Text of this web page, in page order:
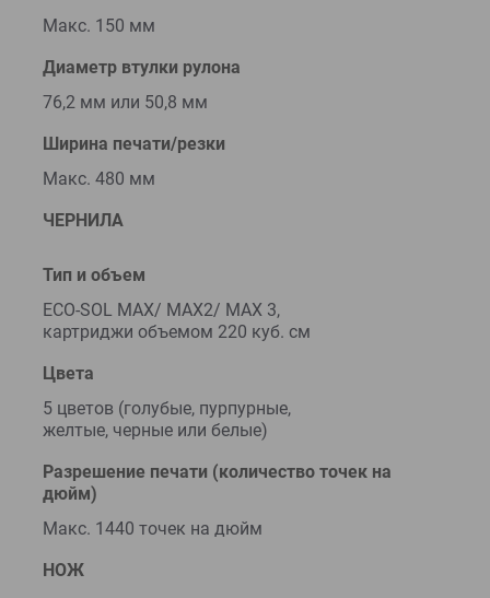
Макс. 150 мм
Диаметр втулки рулона
76,2 мм или 50,8 мм
Ширина печати/резки
Макс. 480 мм
ЧЕРНИЛА
Тип и объем
ECO-SOL MAX/ MAX2/ MAX 3,
картриджи объемом 220 куб. см
Цвета
5 цветов (голубые, пурпурные,
желтые, черные или белые)
Разрешение печати (количество точек на
дюйм)
Макс. 1440 точек на дюйм
НОЖ